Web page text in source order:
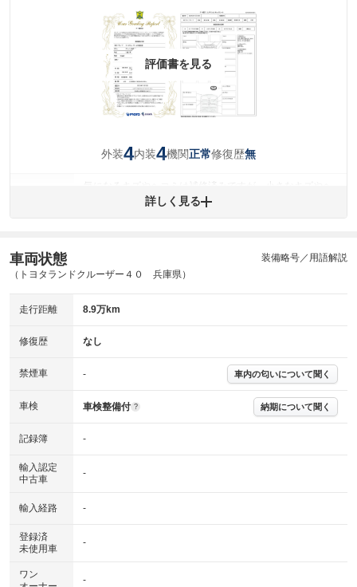
評価書を見る
外装4内装4機関正常修復歴無
コミが残っています。
(内装状態)
機関 主要機関に不具合はありません。
修復歴 詳細は鑑定書をご確認ください。
※グー鑑定は保証サービスではございません。購入時は必ず現車をご確認
※実際にお渡しするコンディションチェックシートにつきましては、形式
※グー鑑定の評価はあくまでも記載している鑑定日の鑑定結果となりま
す。車両情報等の詳細は各販売店へお問い合わせ下さい。
詳しく見る
車両状態
（トヨタランドクルーザー４０ 兵庫県）
装備略号／用語解説
走行距離 8.9万km
修復歴 なし
禁煙車 - 車内の匂いについて聞く
車検 車検整備付 ? 納期について聞く
記録簿 -
輸入認定
中古車
-
輸入経路 -
登録済
未使用車
-
ワン
-